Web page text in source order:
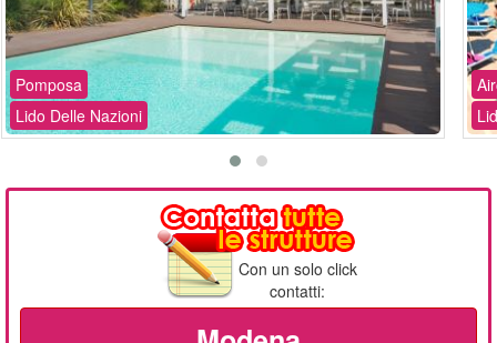
Pomposa
Lido Delle Nazioni
Con un solo click
contatti: